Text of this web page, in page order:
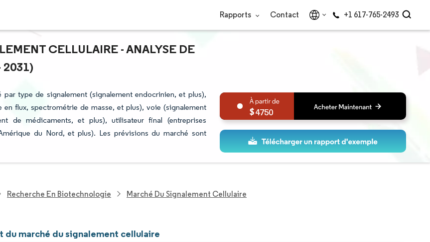
Rapports Contact +1 617-765-2493
CELLULAIRE - ANALYSE DE
2031)
type de signalement (signalement endocrinien, et plus),
flux, spectrométrie de masse, et plus), voie (signalement
de médicaments, et plus), utilisateur final (entreprises
du Nord, et plus). Les prévisions du marché sont
4750
Recherche En Biotechnologie Marché Du Signalement Cellulaire
du marché du signalement cellulaire